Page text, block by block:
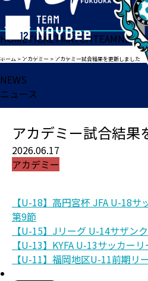
HOMETICKETMATCHTEAMNEWS
ホーム > アカデミー > アカデミー試合結果を更新しました
NEWS
ニュース
アカデミー試合結果
2026.06.17
アカデミー
【U-18】高円宮杯 JFA U-18
第9節
【U-15】Jリーグ U-14サザン
【U-13】KYFA U-13サッカー
【U-11】福岡地区U-11前期リ